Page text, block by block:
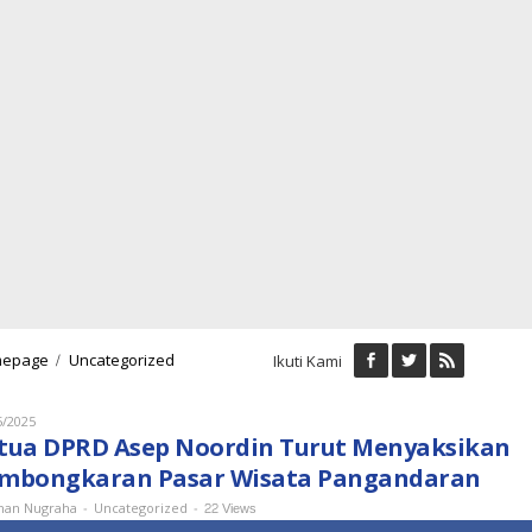
/ Uncategorized
Turut
Menyaksikan
Pembongkaran
Pasar
Ikuti Kami
2025Oleh
Lukman
Nugraha
DPRD Asep Noordin Turut Menyaksikan
Pasar Wisata Pangandaran
Nugraha - Uncategorized - 22 Views